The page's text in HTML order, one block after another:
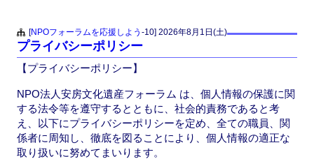
c
e
b
o
o
k
st
o
d
o
n
ail
[NPOフォーラムを応援しよう -10] 2026年8月1日(土)
プライバシーポリシー
【プライバシーポリシー】
NPO法人安房文化遺産フォーラム は、個人情報の保護に関
する法令等を遵守するとともに、社会的責務であると考
え、以下にプライバシーポリシーを定め、全ての職員、関
係者に周知し、徹底を図ることにより、個人情報の適正な
取り扱いに努めてまいります。